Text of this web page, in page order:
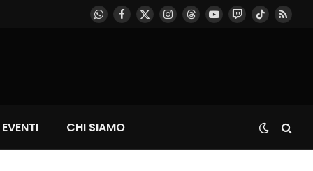
WhatsApp
Facebook
X
Instagram
ThreadsYouTube
TwitchTikTok
RSS
EVENTI CHI SIAMO